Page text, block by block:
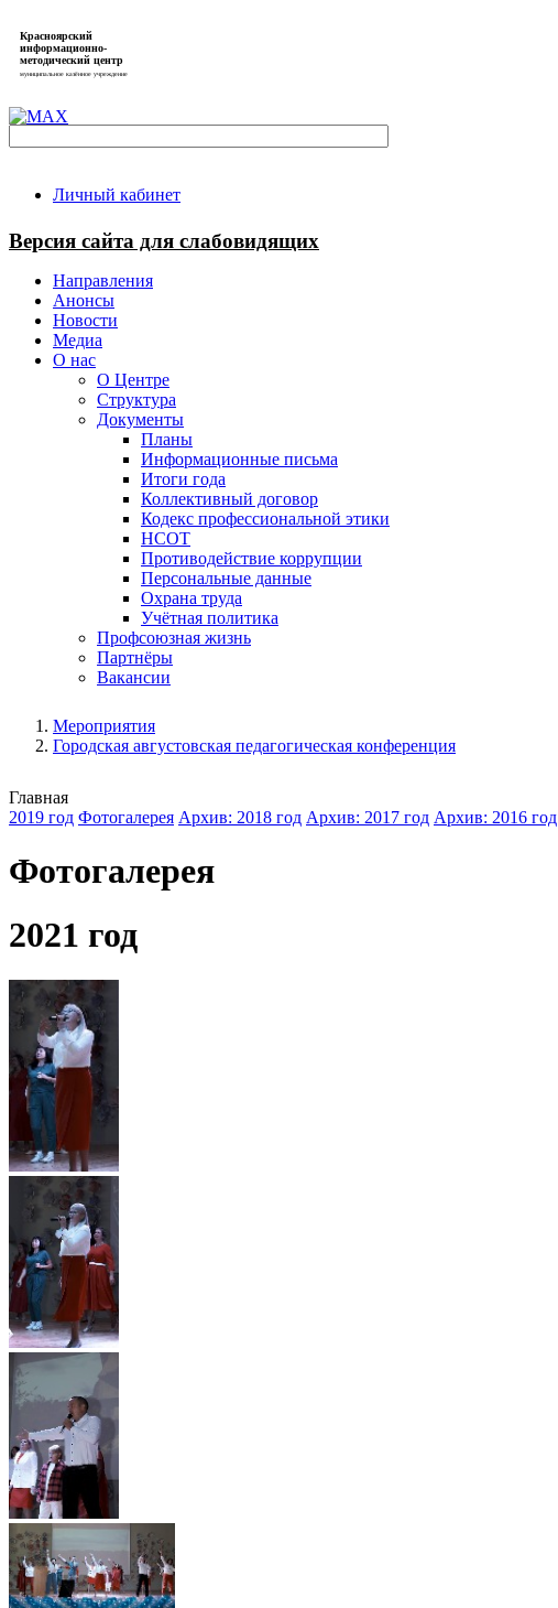
Красноярский
информационно-
методический центр
муниципальное казённое учреждение
Личный кабинет
Версия сайта для слабовидящих
Направления
Анонсы
Новости
Медиа
О нас
О Центре
Структура
Документы
Планы
Информационные письма
Итоги года
Коллективный договор
Кодекс профессиональной этики
НСОТ
Противодействие коррупции
Персональные данные
Охрана труда
Учётная политика
Профсоюзная жизнь
Партнёры
Вакансии
Мероприятия
Городская августовская педагогическая конференция
Главная
2019 год Фотогалерея Архив: 2018 год Архив: 2017 год Архив: 2016 год
Фотогалерея
2021 год